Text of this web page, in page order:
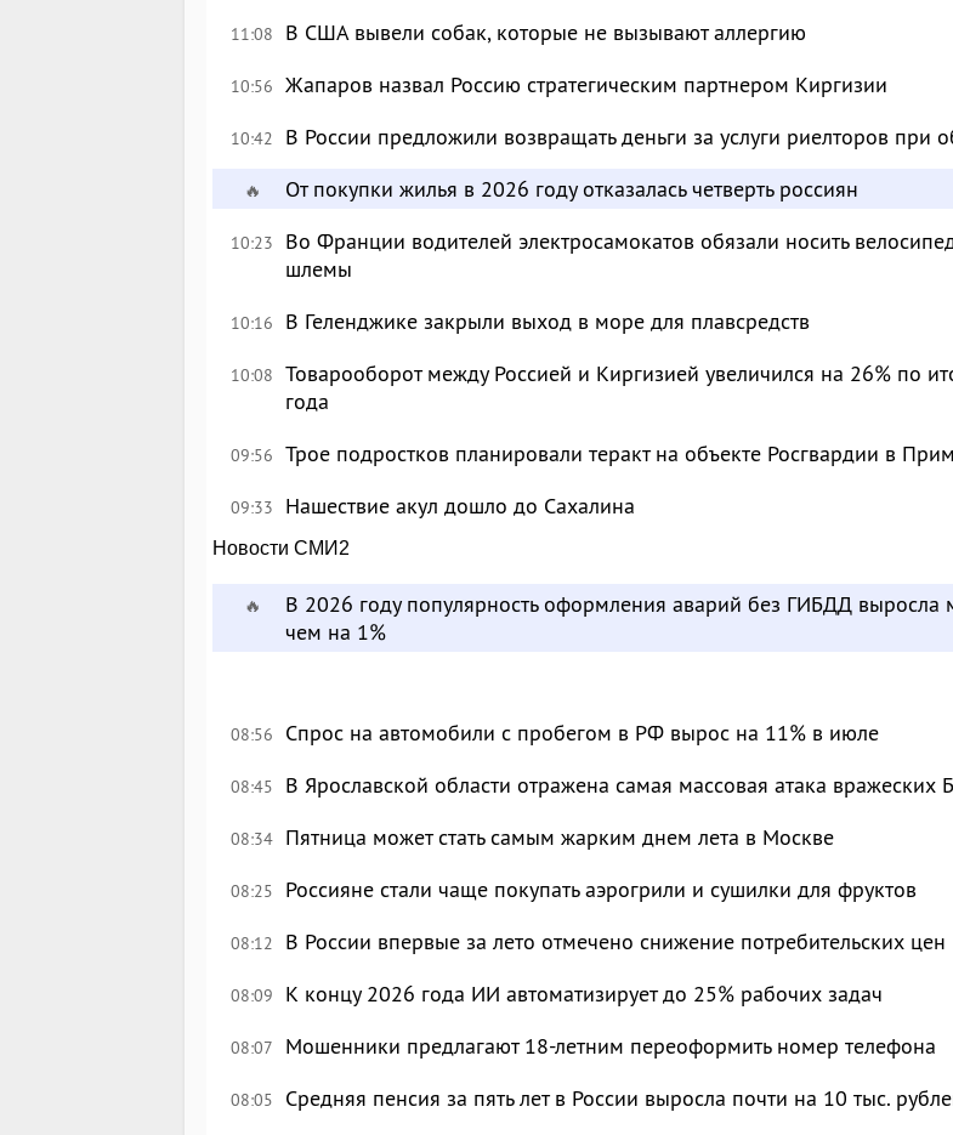
11:08 В США вывели собак, которые не вызывают аллергию
10:56 Жапаров назвал Россию стратегическим партнером Киргизии
10:42 В России предложили возвращать деньги за услуги риелторов при
🔥 От покупки жилья в 2026 году отказалась четверть россиян
10:23
Во Франции водителей электросамокатов обязали носить
шлемы
10:16 В Геленджике закрыли выход в море для плавсредств
10:08 Товарооборот между Россией и Киргизией увеличился на 26% по
года
09:56 Трое подростков планировали теракт на объекте Росгвардии в
09:33 Нашествие акул дошло до Сахалина
Новости СМИ2
🔥
В 2026 году популярность оформления аварий без ГИБДД выросла
чем на 1%
08:56 Спрос на автомобили с пробегом в РФ вырос на 11% в июле
08:45 В Ярославской области отражена самая массовая атака вражеских
08:34 Пятница может стать самым жарким днем лета в Москве
08:25 Россияне стали чаще покупать аэрогрили и сушилки для фруктов
08:12 В России впервые за лето отмечено снижение потребительских цен
08:09 К концу 2026 года ИИ автоматизирует до 25% рабочих задач
08:07 Мошенники предлагают 18-летним переоформить номер телефона
08:05 Средняя пенсия за пять лет в России выросла почти на 10 тыс.